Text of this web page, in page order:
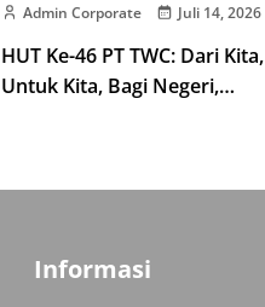
Admin Corporate Juli 14, 2026
HUT Ke-46 PT TWC: Dari Kita,
Untuk Kita, Bagi Negeri,
Informasi